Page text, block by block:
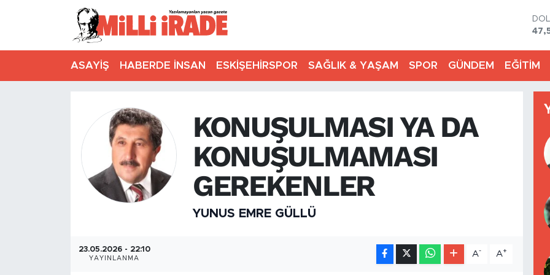
ASAYİŞ HABERDE İNSAN ESKİŞEHİRSPOR SAĞLIK & YAŞAM SPOR GÜNDEM EĞİTİM
KONUŞULMASI YA DA
KONUŞULMAMASI
GEREKENLER
YUNUS EMRE GÜLLÜ
23.05.2026 - 22:10
YAYINLANMA
A- A+